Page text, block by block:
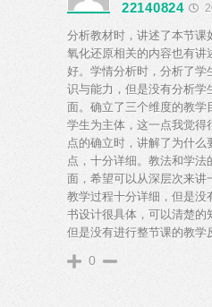
22140824
分析教材时，讲述了本节
氧化还原相关的内容也有讲
好。学情分析时，分析了学
识与能力，但是没有分析学
面。确立了三个维度的教学
学生为主体，这一点我觉得
点的确立时，讲解了为什么
点，十分详细。教法和学法
面，希望可以从深层次来讲
教学过程十分详细，但是没
书设计很具体，可以清楚的
但是没有进行整节课的教学
0